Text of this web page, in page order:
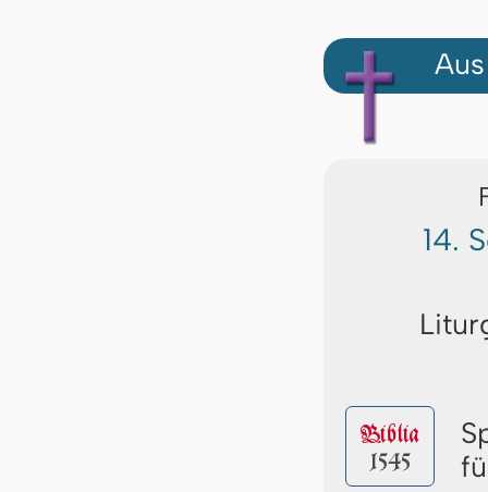
14.
Biblia
1545